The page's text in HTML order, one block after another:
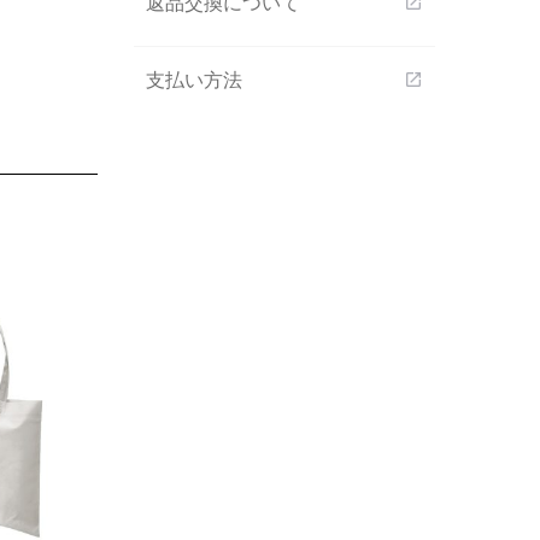
支払い方法 open_in_new